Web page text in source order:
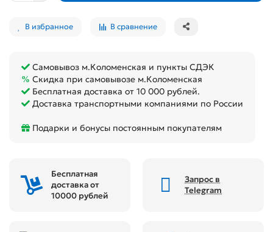
В избранное В сравнение
Самовывоз м.Коломенская и пункты СДЭК
Скидка при самовывозе м.Коломенская
Бесплатная доставка от 10 000 рублей.
Доставка транспортными компаниями по России
Подарки и бонусы постоянным покупателям
Бесплатная
доставка от
10000 рублей
Запрос в
Telegram